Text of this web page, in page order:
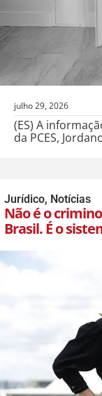
julho 29, 2026
(ES) A
da PCES,
Jurídico, Notícias
Não é o
Brasil. É o